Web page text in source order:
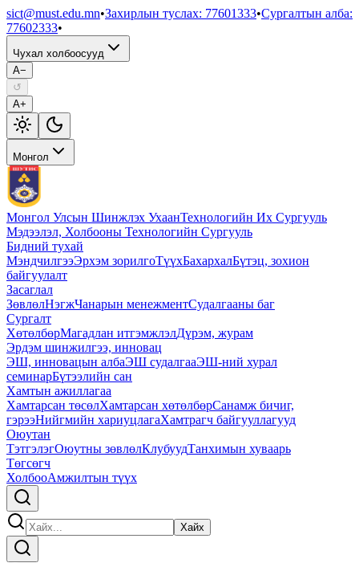
sict@must.edu.mn•Захирлын туслах: 77601333•Сургалтын алба:
77602333•
Чухал холбоосууд
A−
↺
A+
Монгол
Монгол Улсын Шинжлэх УхаанТехнологийн Их Сургууль
Мэдээлэл, Холбооны Технологийн Сургууль
Бидний тухай
МэндчилгээЭрхэм зорилгоТүүхБахархалБүтэц, зохион
байгуулалт
Засаглал
ЗөвлөлНэгжЧанарын менежментСудалгааны баг
Сургалт
ХөтөлбөрМагадлан итгэмжлэлДүрэм, журам
Эрдэм шинжилгээ, инновац
ЭШ, инновацын албаЭШ судалгааЭШ-ний хурал
семинарБүтээлийн сан
Хамтын ажиллагаа
Хамтарсан төсөлХамтарсан хөтөлбөрСанамж бичиг,
гэрээНийгмийн хариуцлагаХамтрагч байгууллагууд
Оюутан
ТэтгэлэгОюутны зөвлөлКлубуудТанхимын хуваарь
Төгсөгч
ХолбооАмжилтын түүх
Хайх